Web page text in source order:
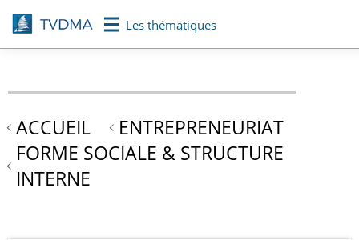
Aller
au
contenu
Les thématiques
ACCUEIL
ENTREPRENEURIAT
FORME SOCIALE & STRUCTURE
INTERNE